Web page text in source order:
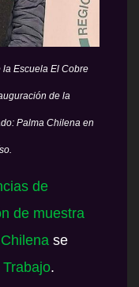
la Escuela El Cobre
de la
Palma Chilena en
de
de muestra
se
.